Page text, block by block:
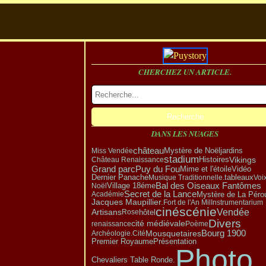
CHERCHEZ UN ARTICLE.
DANS LES NUAGES
Miss VendéechâteauMystère de Noël jardins
Château Renaissancestadium HistoiresVikings
Grand parcPuy du FouMime et l'étoileVidéo
Dernier PanacheMusique Traditionnelle. tableaux
NoëlVillage 18émeBal des Oiseaux Fantômes
AcadémieSecret de la LanceMystère de La
Jacques Maupillier.Fort de l'An MilInstrumentarium
ArtisansRosehôtelcinéscénieVendée
renaissancecité médiévalePoèmeDivers
Archéologie.CitéMousquetairesBourg 1900
Premier RoyaumePrésentation
Chevaliers Table Ronde.